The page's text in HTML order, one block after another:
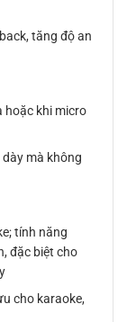
tăng độ an
hoặc khi micro
mà không
tính năng
đặc biệt cho
cho karaoke,